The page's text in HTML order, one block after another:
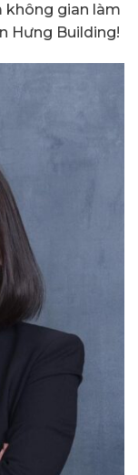
không gian làm
Hưng Building!